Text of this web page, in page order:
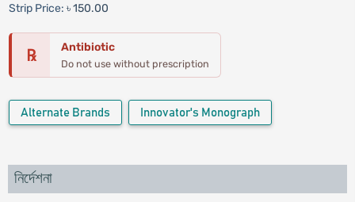
Strip Price: ৳ 150.00
℞ Antibiotic
Do not use without prescription
Alternate Brands Innovator's Monograph
নির্দেশনা